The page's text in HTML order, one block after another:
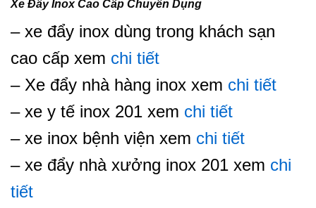
Xe Đẩy Inox Cao Cấp Chuyên Dụng
– xe đẩy inox dùng trong khách sạn
cao cấp xem chi tiết
– Xe đẩy nhà hàng inox xem chi tiết
– xe y tế inox 201 xem chi tiết
– xe inox bệnh viện xem chi tiết
– xe đẩy nhà xưởng inox 201 xem chi
tiết